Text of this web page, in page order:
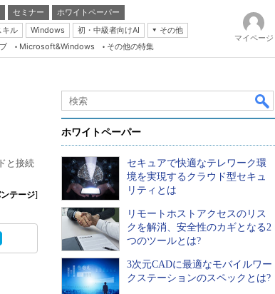
セミナー
ホワイトペーパー
キル Windows 初・中級者向けAI
その他
Server & Storage
Database Expert
Linux ＆ OSS
Master of IP Network
Security & Trust
Microsoft&Windows その他の特集
マイページ
と接続
テージ]
ホワイトペーパー
セキュアで快適なテレワーク環
境を実現するクラウド型セキュ
リティとは
リモートホストアクセスのリス
クを解消、安全性のカギとなる2
つのツールとは?
3次元CADに最適なモバイルワー
クステーションのスペックとは?